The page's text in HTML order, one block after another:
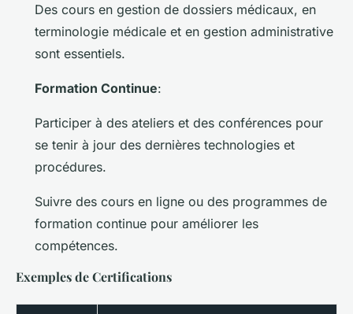
Des cours en gestion de dossiers médicaux, en
terminologie médicale et en gestion administrative
sont essentiels.
Formation Continue:
Participer à des ateliers et des conférences pour
se tenir à jour des dernières technologies et
procédures.
Suivre des cours en ligne ou des programmes de
formation continue pour améliorer les
compétences.
Exemples de Certifications